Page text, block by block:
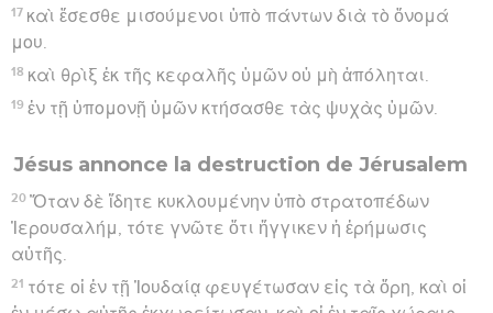
17 καὶ ἔσεσθε μισούμενοι ὑπὸ πάντων διὰ τὸ ὄνομά
μου.
18 καὶ θρὶξ ἐκ τῆς κεφαλῆς ὑμῶν οὐ μὴ ἀπόληται.
19 ἐν τῇ ὑπομονῇ ὑμῶν κτήσασθε τὰς ψυχὰς ὑμῶν.
Jésus annonce la destruction de Jérusalem
20 Ὅταν δὲ ἴδητε κυκλουμένην ὑπὸ στρατοπέδων
Ἰερουσαλήμ, τότε γνῶτε ὅτι ἤγγικεν ἡ ἐρήμωσις
αὐτῆς.
21 τότε οἱ ἐν τῇ Ἰουδαίᾳ φευγέτωσαν εἰς τὰ ὄρη, καὶ οἱ